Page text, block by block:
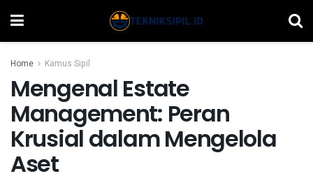
Home Kamus Sipil
Mengenal Estate
Management: Peran
Krusial dalam Mengelola
Aset